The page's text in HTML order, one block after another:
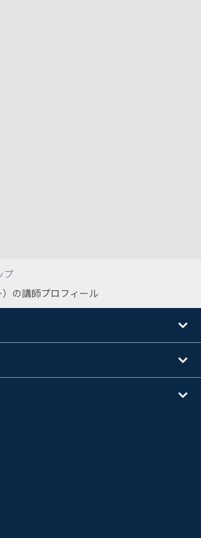
プ
の講師プロフィール